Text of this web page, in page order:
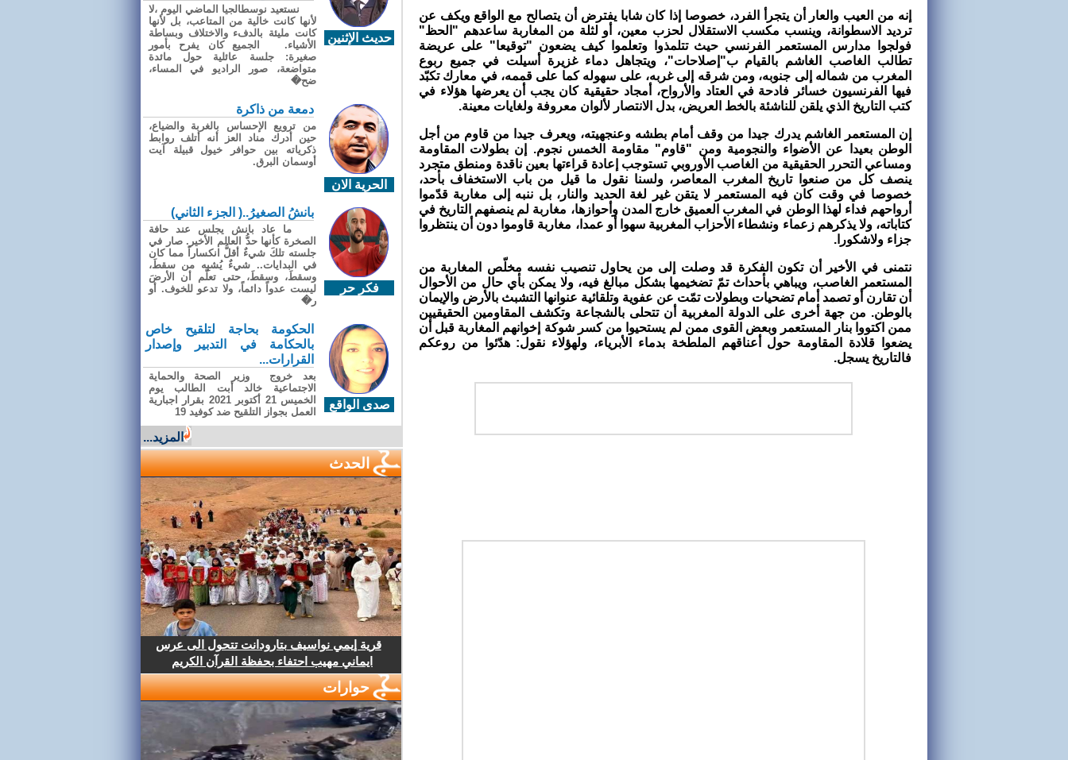
إنه من العيب والعار أن يتجرأ الفرد، خصوصا إذا كان شابا يفترض أن يتصالح مع الواقع ويكف عن
ترديد الاسطوانة، وينسب مكسب الاستقلال لحزب معين، أو لثلة من المغاربة ساعدهم "الحظ"
فولجوا مدارس المستعمر الفرنسي حيث تتلمذوا وتعلموا كيف يضعون "توقيعا" على عريضة
تطالب الغاصب الغاشم بالقيام ب"إصلاحات"، ويتجاهل دماء غزيرة أسيلت في جميع ربوع
المغرب من شماله إلى جنوبه، ومن شرقه إلى غربه، على سهوله كما على قممه، في معارك تكبّد
فيها الفرنسيون خسائر فادحة في العتاد والأرواح، أمجاد حقيقية كان يجب أن يعرضها هؤلاء في
كتب التاريخ الذي يلقن للناشئة بالخط العريض، بدل الانتصار لألوان معروفة ولغايات معينة.
إن المستعمر الغاشم يدرك جيدا من وقف أمام بطشه وعنجهيته، ويعرف جيدا من قاوم من أجل
الوطن بعيدا عن الأضواء والنجومية ومن "قاوم" مقاومة الخمس نجوم. إن بطولات المقاومة
ومساعي التحرر الحقيقية من الغاصب الأوروبي تستوجب إعادة قراءتها بعين ناقدة ومنطق متجرد
ينصف كل من صنعوا تاريخ المغرب المعاصر، ولسنا نقول ما قيل من باب الاستخفاف بأحد،
خصوصا في وقت كان فيه المستعمر لا يتقن غير لغة الحديد والنار، بل ننبه إلى مغاربة قدّموا
أرواحهم فداء لهذا الوطن في المغرب العميق خارج المدن وأحوازها، مغاربة لم ينصفهم التاريخ في
كتاباته، ولا يذكرهم زعماء ونشطاء الأحزاب المغربية سهوا أو عمدا، مغاربة قاوموا دون أن ينتظروا
جزاء ولاشكورا.
نتمنى في الأخير أن تكون الفكرة قد وصلت إلى من يحاول تنصيب نفسه مخلّص المغاربة من
المستعمر الغاصب، ويباهي بأحداث تمّ تضخيمها بشكل مبالغ فيه، ولا يمكن بأي حال من الأحوال
أن تقارن أو تصمد أمام تضحيات وبطولات تمّت عن عفوية وتلقائية عنوانها التشبث بالأرض والإيمان
بالوطن. من جهة أخرى على الدولة المغربية أن تتحلى بالشجاعة وتكشف المقاومين الحقيقيين
ممن اكتووا بنار المستعمر وبعض القوى ممن لم يستحيوا من كسر شوكة إخوانهم المغاربة قبل أن
يضعوا قلادة المقاومة حول أعناقهم الملطخة بدماء الأبرياء، ولهؤلاء نقول: هدّئوا من روعكم
فالتاريخ يسجل.
حديث الإثنين
نستعيد نوسطالجيا الماضي اليوم ،لا
لأنها كانت خالية من المتاعب، بل لأنها
كانت مليئة بالدفء والاختلاف وبساطة
الأشياء. الجميع كان يفرح بأمور
صغيرة: جلسة عائلية حول مائدة
متواضعة، صور الراديو في المساء،
ضح�
الحرية الان
دمعة من ذاكرة
من ترويع الإحساس بالغربة والضياع،
حين أدرك مناد العز أنه أتلف روابط
ذكرياته بين حوافر خيول قبيلة آيت
أوسمان البرق.
فكر حر
بانشُ الصغيرُ..( الجزء الثاني)
ما عاد بانش يجلس عند حافة
الصخرة كأنها حدُّ العالم الأخير. صار في
جلسته تلكَ شيءٌ أقلُّ انكساراً مما كان
في البدايات.. شيءٌ يُشبِه من سقطَ،
وسقطَ، وسقطَ، حتى تعلّم أن الأرضَ
ليست عدواً دائماً، ولا تدعو للخوف. أو
ر�
صدى الواقع
الحكومة بحاجة لتلقيح خاص
بالحكامة في التدبير وإصدار
القرارات...
بعد خروج وزير الصحة والحماية
الاجتماعية خالد أبت الطالب يوم
الخميس 21 أكتوبر 2021 بقرار اجبارية
العمل بجواز التلقيح ضد كوفيد 19
المزيد...
الحدث
قرية إيمي نواسيف بتارودانت تتحول الى عرس
ايماني مهيب احتفاء بحفظة القرآن الكريم
حوارات